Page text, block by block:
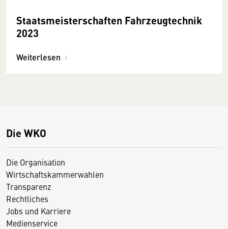
Staatsmeisterschaften Fahrzeugtechnik
2023
Weiterlesen
Die WKO
Die Organisation
Wirtschaftskammerwahlen
Transparenz
Rechtliches
Jobs und Karriere
Medienservice